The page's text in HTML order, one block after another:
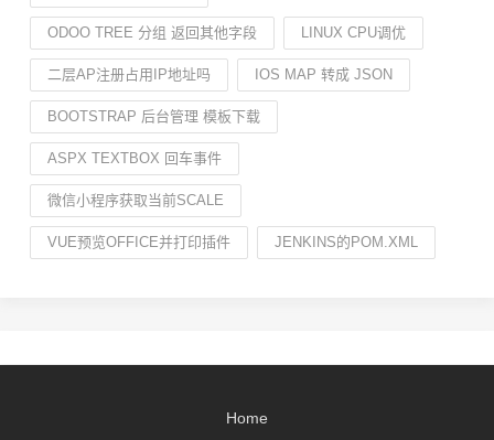
ODOO TREE 分组 返回其他字段 LINUX CPU调优
二层AP注册占用IP地址吗 IOS MAP 转成 JSON
BOOTSTRAP 后台管理 模板下载
ASPX TEXTBOX 回车事件
微信小程序获取当前SCALE
VUE预览OFFICE并打印插件 JENKINS的POM.XML
Home